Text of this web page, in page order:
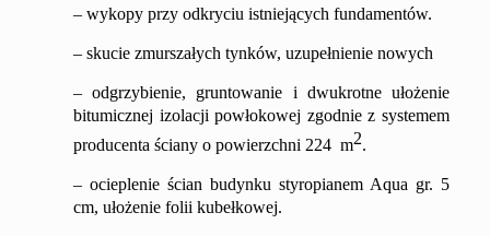
– wykopy przy odkryciu istniejących fundamentów.
– skucie zmurszałych tynków, uzupełnienie nowych
– odgrzybienie, gruntowanie i dwukrotne ułożenie
bitumicznej izolacji powłokowej zgodnie z systemem
producenta ściany o powierzchni 224 m2.
– ocieplenie ścian budynku styropianem Aqua gr. 5
cm, ułożenie folii kubełkowej.